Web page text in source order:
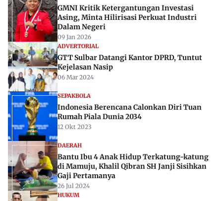
GMNI Kritik Ketergantungan Investasi
Asing, Minta Hilirisasi Perkuat Industri
Dalam Negeri
09 Jan 2026
ADVERTORIAL
GTT Sulbar Datangi Kantor DPRD, Tuntut
Kejelasan Nasip
06 Mar 2024
SEPAKBOLA
Indonesia Berencana Calonkan Diri Tuan
Rumah Piala Dunia 2034
12 Okt 2023
DAERAH
Bantu Ibu 4 Anak Hidup Terkatung-katung
di Mamuju, Khalil Qibran SH Janji Sisihkan
Gaji Pertamanya
26 Jul 2024
HUKUM